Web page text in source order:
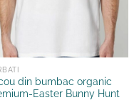
din bumbac organic
Easter Bunny Hunt